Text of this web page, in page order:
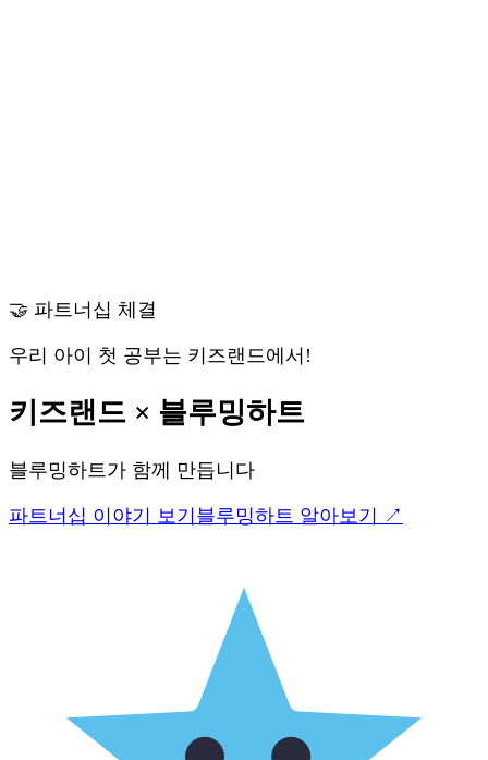
🤝 파트너십 체결
우리 아이 첫 공부는 키즈랜드에서!
키즈랜드 × 블루밍하트
블루밍하트 가 함께 만듭니다
파트너십 이야기 보기 블루밍하트 알아보기 ↗